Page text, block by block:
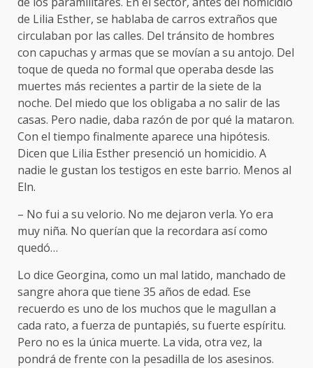
de Lilia Esther, se hablaba de carros extraños que
circulaban por las calles. Del tránsito de hombres
con capuchas y armas que se movían a su antojo. Del
toque de queda no formal que operaba desde las
muertes más recientes a partir de la siete de la
noche. Del miedo que los obligaba a no salir de las
casas. Pero nadie, daba razón de por qué la mataron.
Con el tiempo finalmente aparece una hipótesis.
Dicen que Lilia Esther presenció un homicidio. A
nadie le gustan los testigos en este barrio. Menos al
Eln.
– No fui a su velorio. No me dejaron verla. Yo era
muy niña. No querían que la recordara así como
quedó…
Lo dice Georgina, como un mal latido, manchado de
sangre ahora que tiene 35 años de edad. Ese
recuerdo es uno de los muchos que le magullan a
cada rato, a fuerza de puntapiés, su fuerte espíritu.
Pero no es la única muerte. La vida, otra vez, la
pondrá de frente con la pesadilla de los asesinos.